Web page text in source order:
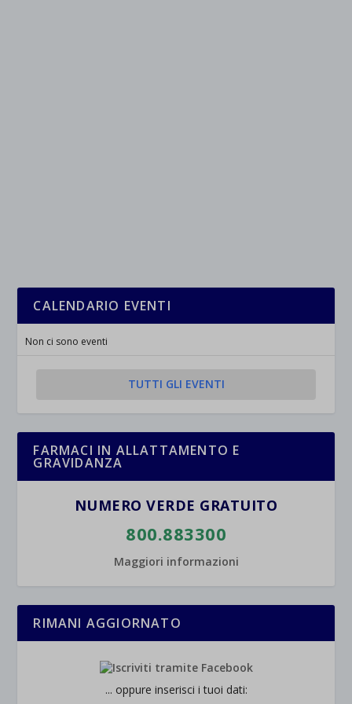
CALENDARIO EVENTI
Non ci sono eventi
TUTTI GLI EVENTI
FARMACI IN ALLATTAMENTO E
GRAVIDANZA
NUMERO VERDE GRATUITO
800.883300
Maggiori informazioni
RIMANI AGGIORNATO
... oppure inserisci i tuoi dati: